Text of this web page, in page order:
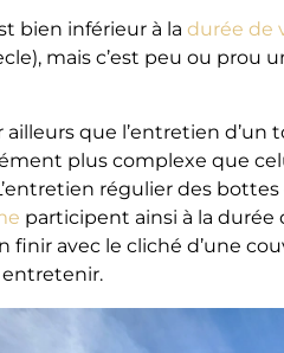
bien inférieur à la durée de
mais c’est peu ou prou
ailleurs que l’entretien
plus complexe que
régulier des
participent ainsi à la
finir avec le cliché d’une